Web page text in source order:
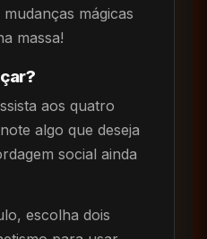
mágicas
massa!
aos quatro
algo que deseja
social ainda
escolha dois